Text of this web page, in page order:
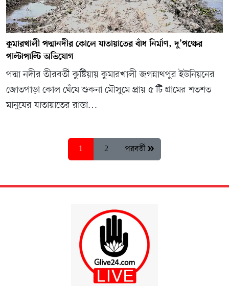
কুমারখালী পদ্মানদীর কোলে যাতায়াতের বাঁধ নির্মাণ, দু’পক্ষের
পাল্টাপাল্টি অভিযোগ
পদ্মা নদীর তীরবর্তী কুষ্টিয়ায় কুমারখালী জগন্নাথপুর ইউনিয়নের
জোতপাড়া কোল ঘেঁষে শুকনা মৌসুমে প্রায় ৫ টি গ্ৰামের শতশত
মানুষের যাতায়াতের রাস্তা…
1 2 পরবর্তী »